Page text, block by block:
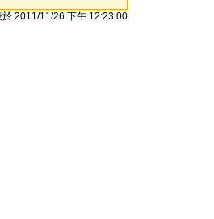
於 2011/11/26 下午 12:23:00